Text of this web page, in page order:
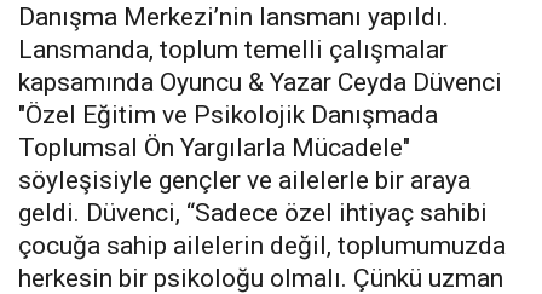
Danışma Merkezi’nin lansmanı yapıldı.
Lansmanda, toplum temelli çalışmalar
kapsamında Oyuncu & Yazar Ceyda Düvenci
"Özel Eğitim ve Psikolojik Danışmada
Toplumsal Ön Yargılarla Mücadele"
söyleşisiyle gençler ve ailelerle bir araya
geldi. Düvenci, “Sadece özel ihtiyaç sahibi
çocuğa sahip ailelerin değil, toplumumuzda
herkesin bir psikoloğu olmalı. Çünkü uzman